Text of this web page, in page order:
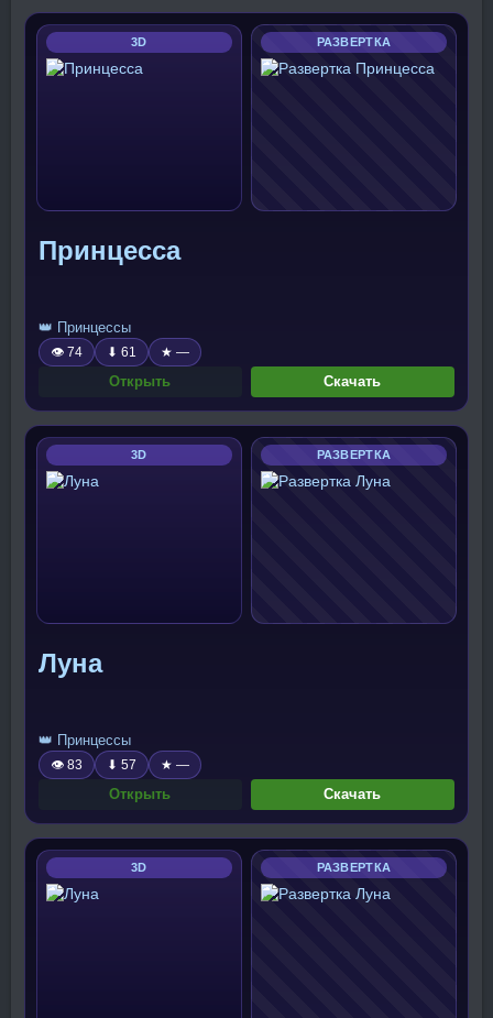
3D РАЗВЕРТКА
Принцесса
👑 Принцессы
👁 74 ⬇ 61 ★ —
Открыть Скачать
3D РАЗВЕРТКА
Луна
👑 Принцессы
👁 83 ⬇ 57 ★ —
Открыть Скачать
3D РАЗВЕРТКА